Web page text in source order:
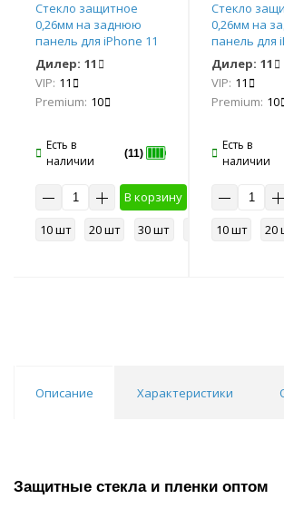
50 шт
Стекло защитное
0,26мм на заднюю
панель для iPhone 11
PRO (прозрачный)*
Дилер: 11
VIP: 11
Premium: 10
Есть в
наличии
(11)
В корзину
10 шт
20 шт 30 шт 50 шт
Стекло
0,26мм на
панель для
PRO
Дилер: 11
VIP: 11
Premium: 10
Есть в
наличии
10 шт
20
Описание Характеристики
Защитные стекла и пленки оптом